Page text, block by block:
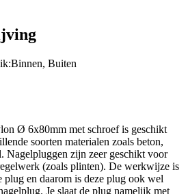
Buiten
Ø 6x80mm met schroef is geschikt
soorten materialen zoals beton,
Nagelpluggen zijn zeer geschikt voor
(zoals plinten). De werkwijze is
plug en daarom is deze plug ook wel
Je slaat de plug namelijk met